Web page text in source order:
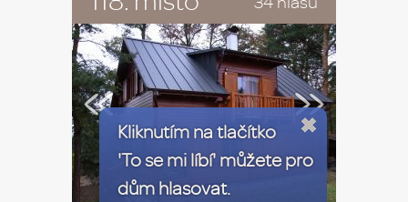
Kliknutím na tlačítko
'To se mi líbí' můžete pro
dům hlasovat.
»
«